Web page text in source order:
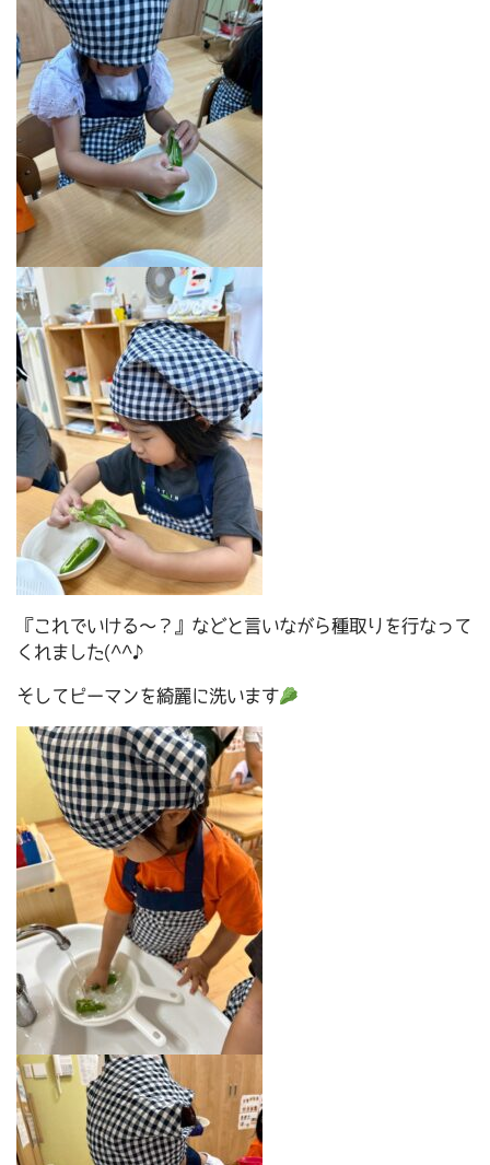
『これでいける～？』などと言いながら種取りを行なって
くれました(^^♪
そしてピーマンを綺麗に洗います